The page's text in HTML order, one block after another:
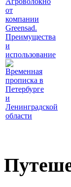
от
компании
Greensad.
Преимущества
и
использование
Временная
прописка в
Петербурге
и
Ленинградской
области